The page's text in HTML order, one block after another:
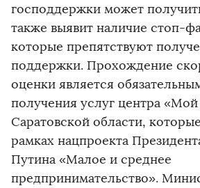
господдержки может
также выявит наличие стоп-
которые препятствуют
поддержки. Прохождение
оценки является
получения услуг центра «Мой
Саратовской области,
рамках нацпроекта
Путина «Малое и среднее
предпринимательство».